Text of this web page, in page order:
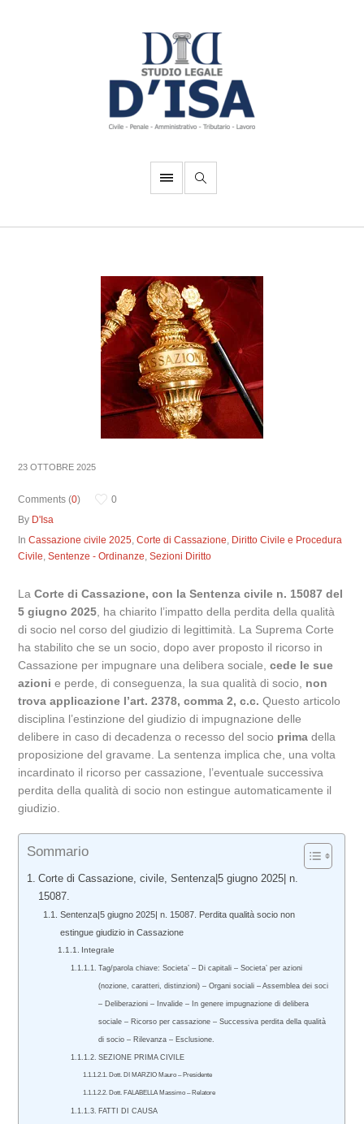
23 OTTOBRE 2025
Comments (0)
0
By D'Isa
InCassazione civile 2025,Corte di Cassazione, Diritto Civile e Procedura
Civile,Sentenze - Ordinanze,Sezioni Diritto
LaCorte di Cassazione, con la Sentenza civile n. 15087 del
5 giugno 2025 , ha chiarito l’impatto della perdita della qualità
di socio nel corso del giudizio di legittimità. La Suprema Corte
ha stabilito che se un socio, dopo aver proposto il ricorso in
Cassazione per impugnare una delibera sociale,cede le sue
azioni e perde, di conseguenza, la sua qualità di socio, non
trova applicazione l’art. 2378, comma 2, c.c. Questo articolo
disciplina l’estinzione del giudizio di impugnazione delle
delibere in caso di decadenza o recesso del socio prima della
proposizione del gravame. La sentenza implica che, una volta
incardinato il ricorso per cassazione, l’eventuale successiva
perdita della qualità di socio non estingue automaticamente il
giudizio.
Sommario
Corte di Cassazione, civile, Sentenza|5 giugno 2025| n.
15087.
Sentenza|5 giugno 2025| n. 15087. Perdita qualità socio non
estingue giudizio in Cassazione
Integrale
Tag/parola chiave: Societa’ – Di capitali – Societa’ per azioni
(nozione, caratteri, distinzioni) – Organi sociali – Assemblea dei soci
– Deliberazioni – Invalide – In genere impugnazione di delibera
sociale – Ricorso per cassazione – Successiva perdita della qualità
di socio – Rilevanza – Esclusione.
SEZIONE PRIMA CIVILE
Dott. DI MARZIO Mauro – Presidente
Dott. FALABELLA Massimo – Relatore
FATTI DI CAUSA